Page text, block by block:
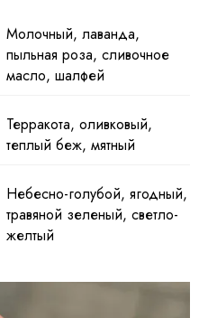
Молочный, лаванда,
пыльная роза, сливочное
масло, шалфей
Терракота, оливковый,
теплый беж, мятный
Небесно-голубой, ягодный,
травяной зеленый, светло-
желтый